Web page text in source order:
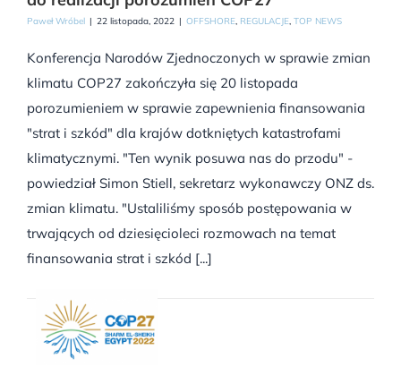
Paweł Wróbel | 22 listopada, 2022 | OFFSHORE, REGULACJE, TOP NEWS
Konferencja Narodów Zjednoczonych w sprawie zmian
klimatu COP27 zakończyła się 20 listopada
porozumieniem w sprawie zapewnienia finansowania
"strat i szkód" dla krajów dotkniętych katastrofami
klimatycznymi. "Ten wynik posuwa nas do przodu" -
powiedział Simon Stiell, sekretarz wykonawczy ONZ ds.
zmian klimatu. "Ustaliliśmy sposób postępowania w
trwających od dziesięcioleci rozmowach na temat
finansowania strat i szkód [...]